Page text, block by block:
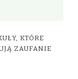
KTÓRE
ZAUFANIE